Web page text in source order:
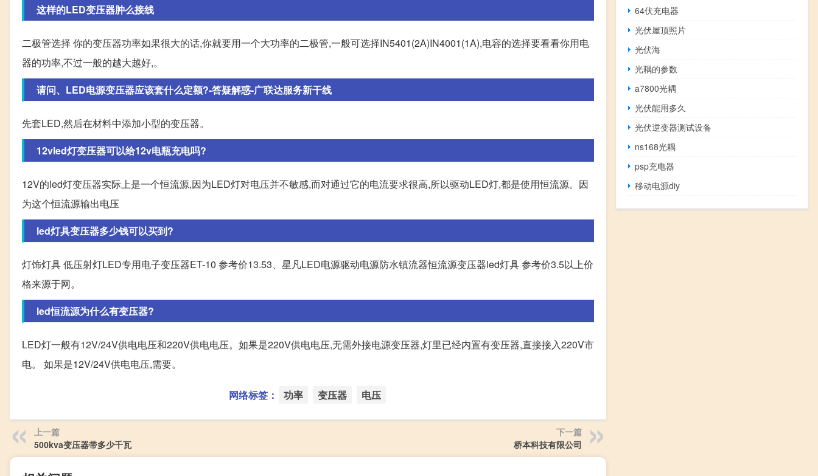
这样的LED变压器肿么接线
二极管选择 你的变压器功率如果很大的话,你就要用一个大功率的二极管,一般可选择IN5401(2A)IN4001(1A),电容的选择要看看你用电
器的功率,不过一般的越大越好,。
请问、LED电源变压器应该套什么定额?-答疑解惑-广联达服务新干线
先套LED,然后在材料中添加小型的变压器。
12vled灯变压器可以给12v电瓶充电吗?
12V的led灯变压器实际上是一个恒流源,因为LED灯对电压并不敏感,而对通过它的电流要求很高,所以驱动LED灯,都是使用恒流源。因
为这个恒流源输出电压
led灯具变压器多少钱可以买到?
灯饰灯具 低压射灯LED专用电子变压器ET-10 参考价13.53、星凡LED电源驱动电源防水镇流器恒流源变压器led灯具 参考价3.5以上价
格来源于网。
led恒流源为什么有变压器?
LED灯一般有12V/24V供电电压和220V供电电压。如果是220V供电电压,无需外接电源变压器,灯里已经内置有变压器,直接接入220V市
电。 如果是12V/24V供电电压,需要。
网络标签： 功率 变压器 电压
上一篇
500kva变压器带多少千瓦
下一篇
桥本科技有限公司
64伏充电器
光伏屋顶照片
光伏海
光耦的参数
a7800光耦
光伏能用多久
光伏逆变器测试设备
ns168光耦
psp充电器
移动电源diy